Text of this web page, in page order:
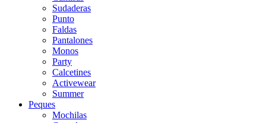
Sudaderas
Punto
Faldas
Pantalones
Monos
Party
Calcetines
Activewear
Summer
Peques
Mochilas